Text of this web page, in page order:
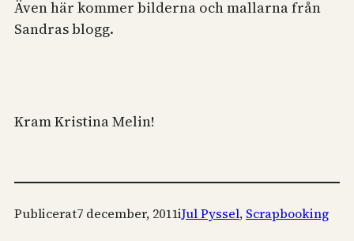
Även här kommer bilderna och mallarna från
Sandras blogg.
Kram Kristina Melin!
Publicerat7 december, 2011iJul Pyssel, Scrapbooking